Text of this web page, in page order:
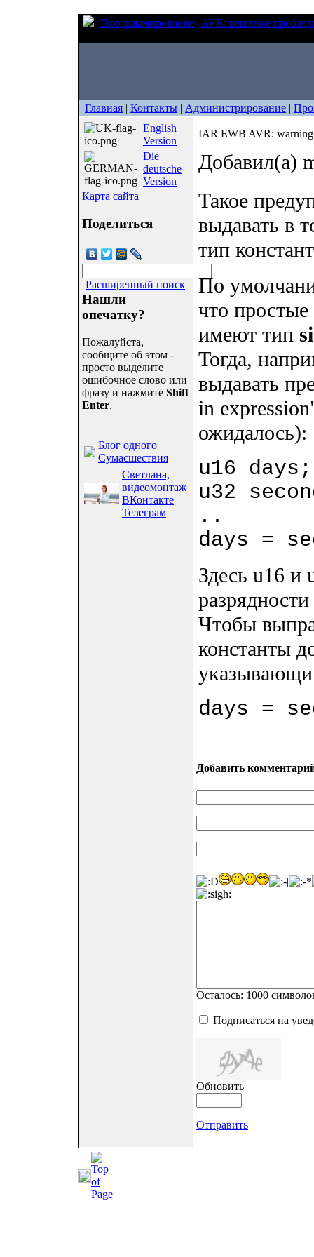
Программирование AVR: решение
| Главная | Контакты | Администрирование |
English
Version
Die
deutsche
Version
Карта сайта
Поделиться
Расширенный поиск
Нашли
опечатку?
Пожалуйста,
сообщите об этом -
просто выделите
ошибочное слово или
фразу и нажмите Shift
Enter.
Блог одного
Сумасшествия
Светлана,
видеомонтаж
ВКонтакте
Телеграм
IAR EWB AVR:
Добавил(а)
Такое
выдавать в
тип
По
что простые
имеют тип
Тогда,
выдавать
in
ожидалось):
u16 days;
u32
..
days =
Здесь u16 и
Чтобы
константы
days =
Добавить
Осталось: 1000
Подписаться на
Обновить
Отправить